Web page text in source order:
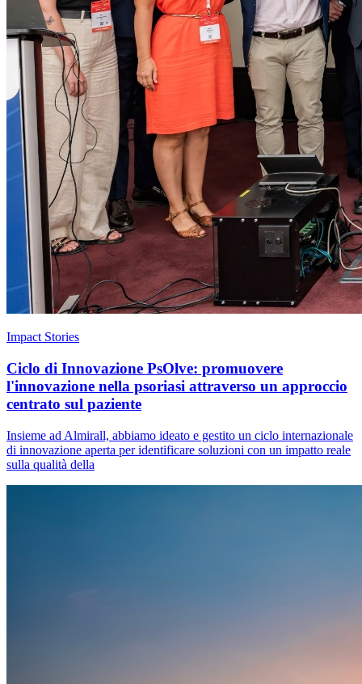
Impact Stories
Ciclo di Innovazione PsOlve: promuovere
l'innovazione nella psoriasi attraverso un approccio
centrato sul paziente
Insieme ad Almirall, abbiamo ideato e gestito un ciclo internazionale
di innovazione aperta per identificare soluzioni con un impatto reale
sulla qualità della